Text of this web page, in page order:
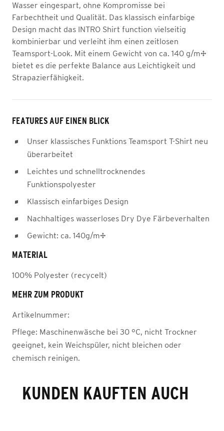
Wasser eingespart, ohne Kompromisse bei
Farbechtheit und Qualität. Das klassisch einfarbige
Design macht das INTRO Shirt function vielseitig
kombinierbar und verleiht ihm einen zeitlosen
Teamsport-Look. Mit einem Gewicht von ca. 140 g/m²
bietet es die perfekte Balance aus Leichtigkeit und
Strapazierfähigkeit.
FEATURES AUF EINEN BLICK
Unser klassisches Funktions Teamsport T-Shirt neu
überarbeitet
Leichtes und schnelltrocknendes
Funktionspolyester
Klassisch einfarbiges Design
Nachhaltiges wasserloses Dry Dye Färbeverhalten
Gewicht: ca. 140g/m²
MATERIAL
100% Polyester (recycelt)
MEHR ZUM PRODUKT
Artikelnummer:
Pflege: Maschinenwäsche bei 30 °C, nicht Trockner
geeignet, kein Weichspüler, nicht bleichen oder
chemisch reinigen.
KUNDEN KAUFTEN AUCH